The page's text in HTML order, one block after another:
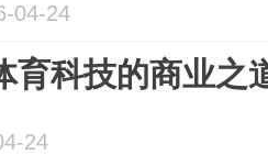
04-24
育科技的商业之
24